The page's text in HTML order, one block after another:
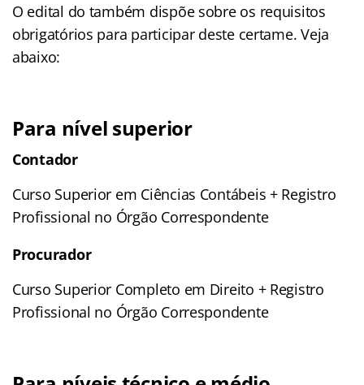
O edital do também dispõe sobre os requisitos
obrigatórios para participar deste certame. Veja
abaixo:
Para nível superior
Contador
Curso Superior em Ciências Contábeis + Registro
Profissional no Órgão Correspondente
Procurador
Curso Superior Completo em Direito + Registro
Profissional no Órgão Correspondente